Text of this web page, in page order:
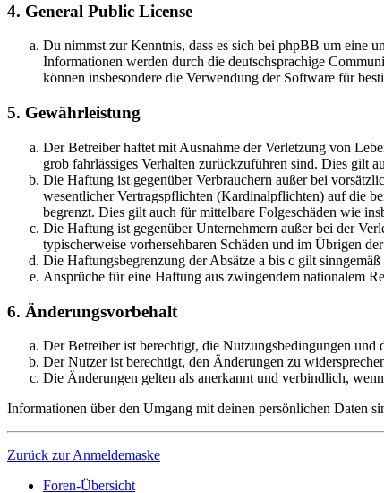
4. General Public License
Du nimmst zur Kenntnis, dass es sich bei phpBB um eine
Informationen werden durch die deutschsprachige
können insbesondere die Verwendung der Software für
5. Gewährleistung
Der Betreiber haftet mit Ausnahme der Verletzung von
grob fahrlässiges Verhalten zurückzuführen sind. Dies gilt
Die Haftung ist gegenüber Verbrauchern außer bei
wesentlicher Vertragspflichten (Kardinalpflichten) auf die
begrenzt. Dies gilt auch für mittelbare Folgeschäden wie
Die Haftung ist gegenüber Unternehmern außer bei der
typischerweise vorhersehbaren Schäden und im Übrigen
Die Haftungsbegrenzung der Absätze a bis c gilt
Ansprüche für eine Haftung aus zwingendem nationalem
6. Änderungsvorbehalt
Der Betreiber ist berechtigt, die Nutzungsbedingungen
Der Nutzer ist berechtigt, den Änderungen zu
Die Änderungen gelten als anerkannt und verbindlich,
Informationen über den Umgang mit deinen persönlichen Daten
Zurück zur Anmeldemaske
Foren-Übersicht